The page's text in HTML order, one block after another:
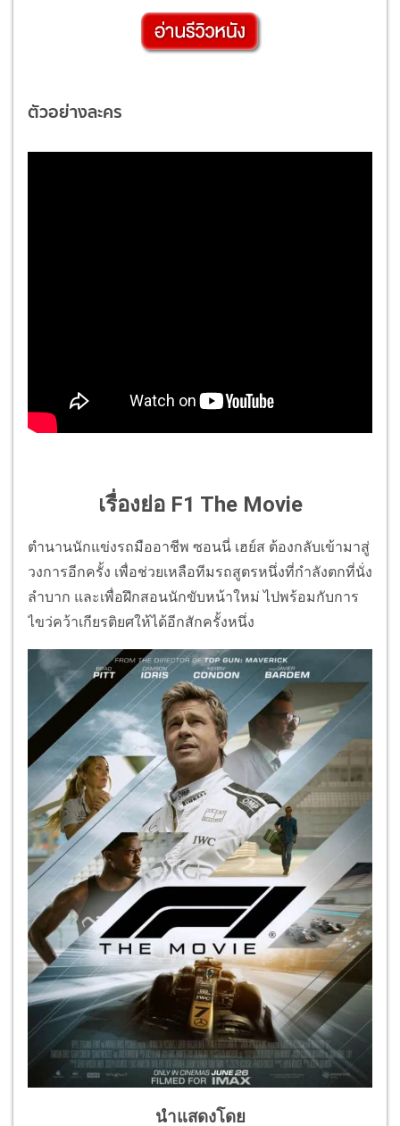
ตัวอย่างละคร
เรื่องย่อ F1 The Movie
ตำนานนักแข่งรถมืออาชีพ ซอนนี่ เฮย์ส ต้องกลับเข้ามาสู่
วงการอีกครั้ง เพื่อช่วยเหลือทีมรถสูตรหนึ่งที่กำลังตกที่นั่ง
ลำบาก และเพื่อฝึกสอนนักขับหน้าใหม่ ไปพร้อมกับการ
ไขว่คว้าเกียรติยศให้ได้อีกสักครั้งหนึ่ง
นำแสดงโดย